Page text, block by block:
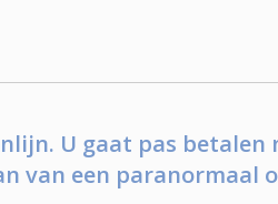
U gaat pas betalen
van een paranormaal